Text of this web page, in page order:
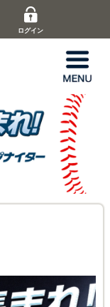
ログイン